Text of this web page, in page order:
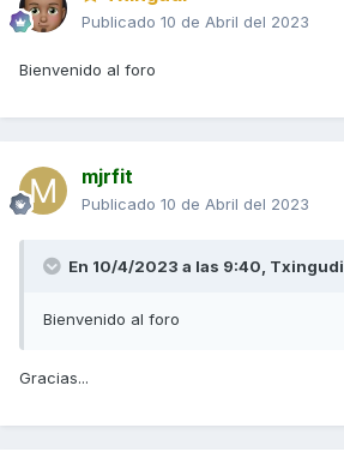
Publicado 10 de Abril del 2023
Bienvenido al foro
mjrfit
Publicado 10 de Abril del 2023
En 10/4/2023 a las 9:40, Txingudi
Bienvenido al foro
Gracias...